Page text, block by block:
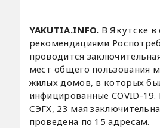
YAKUTIA.INFO. В Якутске в
рекомендациями
проводится
мест общего пользования
жилых домов, в которых
инфицированные COVID-
СЭГХ, 23 мая
проведена по 15 адресам.